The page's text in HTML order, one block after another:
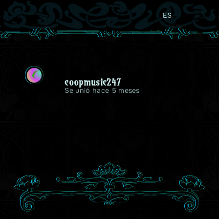
ES
C
coopmusic247
Se unió hace 5 meses